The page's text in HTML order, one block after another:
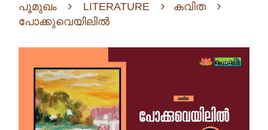
പൂമുഖം LITERATURE
കവിത
പോക്കുവെയിലിൽ